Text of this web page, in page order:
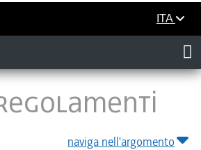
ITA
naviga nell'argomento